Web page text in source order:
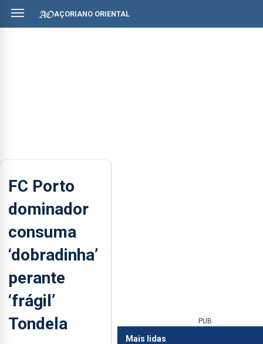
AÇORIANO ORIENTAL
FC Porto
dominador
consuma
‘dobradinha’
perante
‘frágil’
Tondela
PUB
Mais lidas